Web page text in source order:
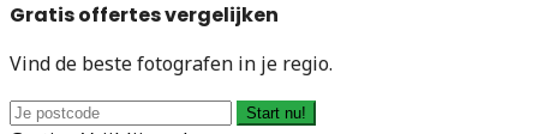
Gratis offertes vergelijken
Vind de beste fotografen in je regio.
Start nu!